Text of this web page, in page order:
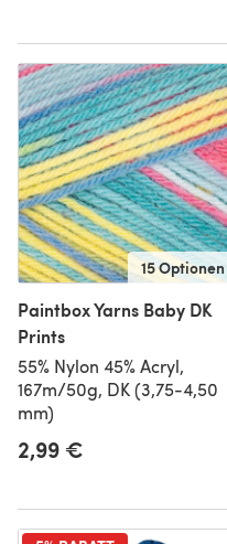
15 Optionen
Paintbox Yarns Baby DK
Prints
55% Nylon 45% Acryl,
167m/50g, DK (3,75-4,50
mm)
2,99 €